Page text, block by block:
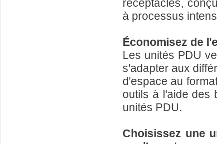
réceptacles,
à processus
Économisez de
Les unités PDU
s'adapter aux
d'espace au
outils à l'aide des
unités PDU.
Choisissez une